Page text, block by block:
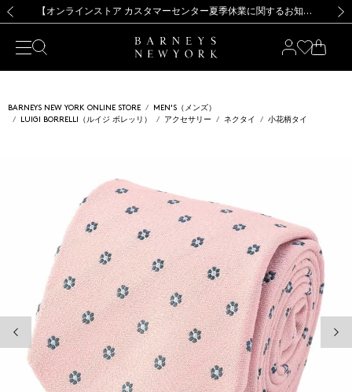
新規登録のお客様も対象！＜MY BARNEYS＞会員のお客様は11,000円（税込）以上のお買上げで常時送料無料！お買い物の際は会員登録を！
【夏季休業に伴う出荷一時停止のお知らせ】(2026.8.7) 【オンラインストア カスタマーセンター夏季休業に関するお知らせ】（2026.8.7）
【夏季休業に伴う返品・交換承り一時停止のお知らせ】（2026.8.5）
熊本県を中心とした地震の影響によるお荷物のお届けについて
【開催中】SUMMER SALEのご案内・ご注意事項 新規登録のお客様も対象！＜MY BARNEYS＞会員のお客様は11,000円（税込）以上のお買上げで常時送料無料！お買い物の際は会員登録を！
【夏季休業に伴う出荷一時停止のお知らせ】(2026.8.7)
BARNEYS NEW YORK ONLINE STORE
MEN'S（メンズ）
LUIGI BORRELLI（ルイジ ボレッリ）
アクセサリー ネクタイ 小花柄タイ
前の画像